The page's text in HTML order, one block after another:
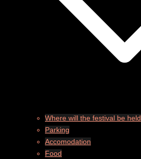
Where will the festival be held
Parking
Accomodation
Food